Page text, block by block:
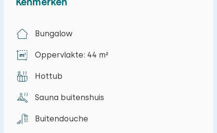
bezienswaardigheden in de omgeving of huur
verkenningstocht. Bezoek de galerie van de
eigenaar die ook beeldend kunstenaar is en
ontdek de lokale kunst. Voor de creatievelingen
zijn er workshops beeldhouwen beschikbaar.
natuurrijke vakantiehuis!
Dit vakantiehuis heeft twee slaapkamers: een
Bungalow
Oppervlakte: 44 m²
Hottub
Sauna buitenshuis
Buitendouche